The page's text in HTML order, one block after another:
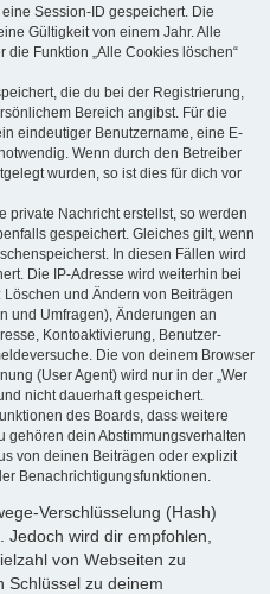
Session-ID gespeichert. Die
Gültigkeit von einem Jahr. Alle
Funktion „Alle Cookies löschen“
die du bei der Registrierung,
Bereich angibst. Für die
eindeutiger Benutzername, eine E-
Wenn durch den Betreiber
wurden, so ist dies für dich vor
private Nachricht erstellst, so werden
gespeichert. Gleiches gilt, wenn
In diesen Fällen wird
Die IP-Adresse wird weiterhin bei
und Ändern von Beiträgen
und Umfragen), Änderungen an
Kontoaktivierung, Benutzer-
Die von deinem Browser
(User Agent) wird nur in der „Wer
nicht dauerhaft gespeichert.
des Boards, dass weitere
gehören dein Abstimmungsverhalten
von deinen Beiträgen oder explizit
Benachrichtigungsfunktionen.
Verschlüsselung (Hash)
wird dir empfohlen,
von Webseiten zu
Schlüssel zu deinem